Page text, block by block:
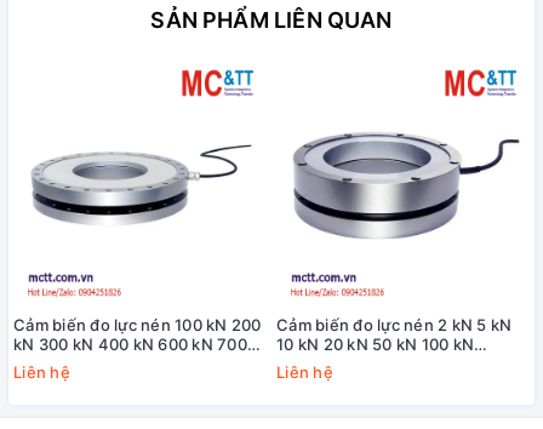
SẢN PHẨM LIÊN QUAN
Cảm biến đo lực nén 100 kN 200
kN 300 kN 400 kN 600 kN 700
kN Lorenz K-2698
Liên hệ
Cảm biến đo lực nén 2 kN 5 kN
10 kN 20 kN 50 kN 100 kN
Lorenz K-1250
Liên hệ